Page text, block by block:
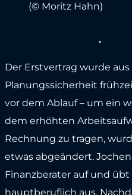
(© Moritz Hahn)
Der Erstvertrag wurde
Planungssicherheit
vor dem Ablauf – um ein
dem erhöhten
Rechnung zu tragen,
etwas abgeändert.
Finanzberater auf und übt
hauptberuflich aus.